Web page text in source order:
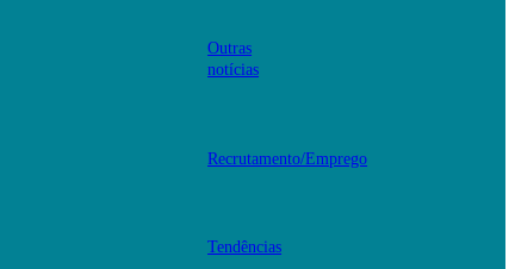
Outras
notícias
Recrutamento/Emprego
Tendências